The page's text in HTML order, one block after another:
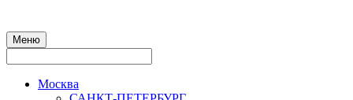
Меню
Москва